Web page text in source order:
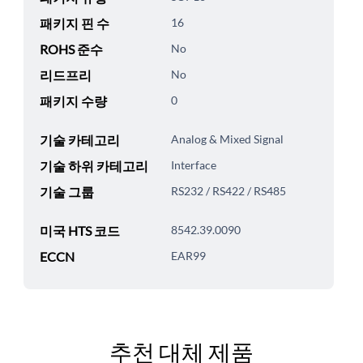
패키지 핀 수 16
ROHS 준수 No
리드프리 No
패키지 수량 0
기술 카테고리 Analog & Mixed Signal
기술 하위 카테고리 Interface
기술 그룹 RS232 / RS422 / RS485
미국 HTS 코드 8542.39.0090
ECCN EAR99
추천 대체 제품